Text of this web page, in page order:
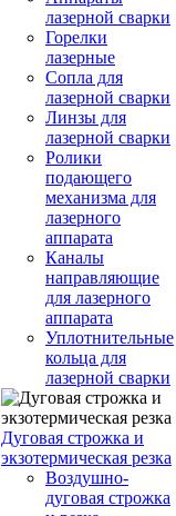
лазерной сварки
Горелки
лазерные
Сопла для
лазерной сварки
Линзы для
лазерной сварки
Ролики
подающего
механизма для
лазерного
аппарата
Каналы
направляющие
для лазерного
аппарата
Уплотнительные
кольца для
лазерной сварки
Дуговая строжка и
экзотермическая резка
Воздушно-
дуговая строжка